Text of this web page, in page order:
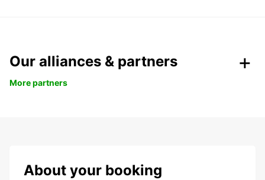
Our alliances & partners
More partners
About your booking